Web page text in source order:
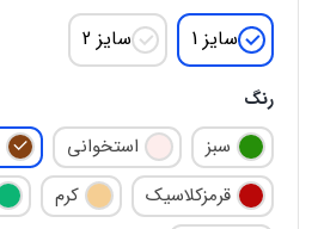
سایز 1 سایز 2
رنگ
سبز استخوانی
قرمزکلاسیک
کرم